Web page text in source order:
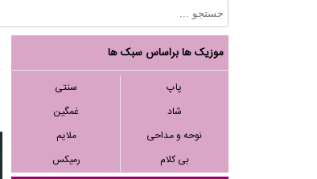
موزیک ها براساس سبک ها
پاپ
سنتی
شاد
غمگین
نوحه و مداحی
ملایم
بی کلام
رمیکس